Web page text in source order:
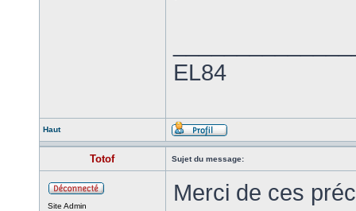
EL84
Haut
Totof Sujet du message:
Site Admin
Merci de ces